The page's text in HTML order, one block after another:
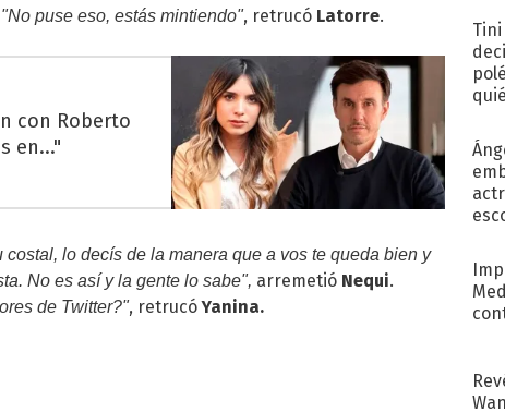
"No puse eso, estás mintiendo", retrucó Latorre.
con Roberto
en..."
lo decís de la manera que a vos te queda bien y
No es así y la gente lo sabe", arremetió Nequi.
de Twitter?", retrucóYanina.